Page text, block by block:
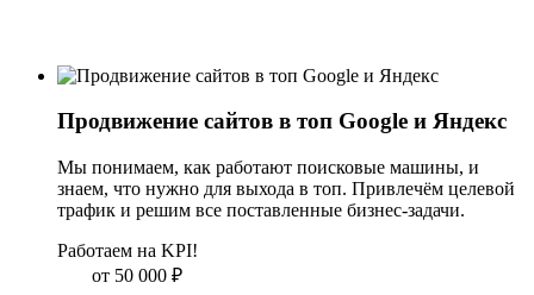
Продвижение сайтов в топ Google и Яндекс
Мы понимаем, как работают поисковые машины, и
знаем, что нужно для выхода в топ. Привлечём целевой
трафик и решим все поставленные бизнес-задачи.
Работаем на KPI!
от 50 000 ₽